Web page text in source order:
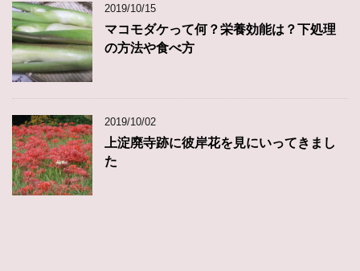
2019/10/15
マコモダケって何？栄養効能は？下処理
の方法や食べ方
2019/10/02
上淀廃寺跡に彼岸花を見にいってきまし
た